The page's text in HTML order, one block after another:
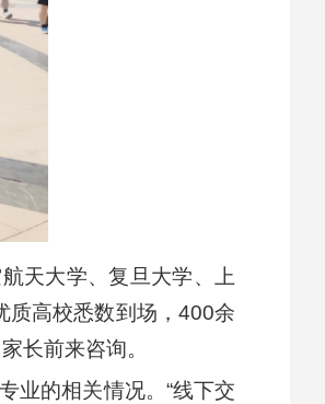
天大学、复旦大学、上
质高校悉数到场，400余
长前来咨询。
业的相关情况。“线下交